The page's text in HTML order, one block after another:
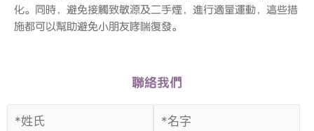
化。同時，避免接觸致敏源及二手煙，進行適量運動，這些措
施都可以幫助避免小朋友哮喘復發。
聯絡我們